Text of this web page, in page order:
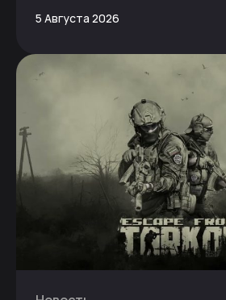
5 Августа 2026